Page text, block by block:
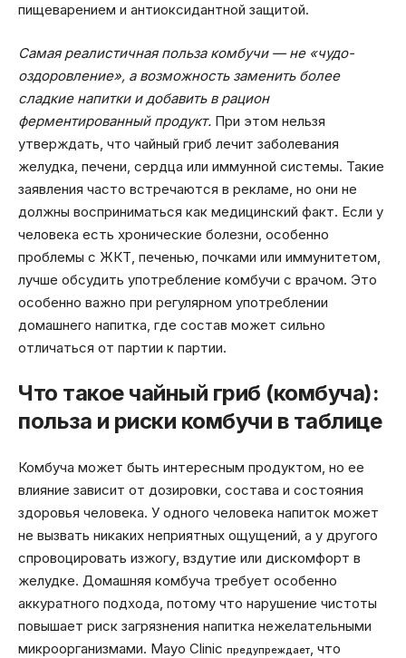
пищеварением и антиоксидантной защитой.
Самая реалистичная польза комбучи — не «чудо-
оздоровление», а возможность заменить более
сладкие напитки и добавить в рацион
ферментированный продукт. При этом нельзя
утверждать, что чайный гриб лечит заболевания
желудка, печени, сердца или иммунной системы. Такие
заявления часто встречаются в рекламе, но они не
должны восприниматься как медицинский факт. Если у
человека есть хронические болезни, особенно
проблемы с ЖКТ, печенью, почками или иммунитетом,
лучше обсудить употребление комбучи с врачом. Это
особенно важно при регулярном употреблении
домашнего напитка, где состав может сильно
отличаться от партии к партии.
Что такое чайный гриб (комбуча):
польза и риски комбучи в таблице
Комбуча может быть интересным продуктом, но ее
влияние зависит от дозировки, состава и состояния
здоровья человека. У одного человека напиток может
не вызвать никаких неприятных ощущений, а у другого
спровоцировать изжогу, вздутие или дискомфорт в
желудке. Домашняя комбуча требует особенно
аккуратного подхода, потому что нарушение чистоты
повышает риск загрязнения напитка нежелательными
микроорганизмами. Mayo Clinic предупреждает, что